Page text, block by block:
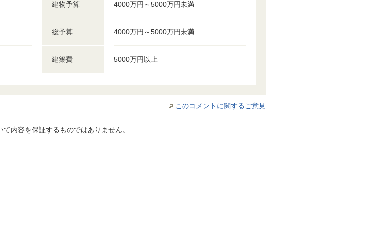
建物予算 4000万円～5000万円未満
総予算 4000万円～5000万円未満
建築費 5000万円以上
このコメントに関するご意見
内容を保証するものではありません。